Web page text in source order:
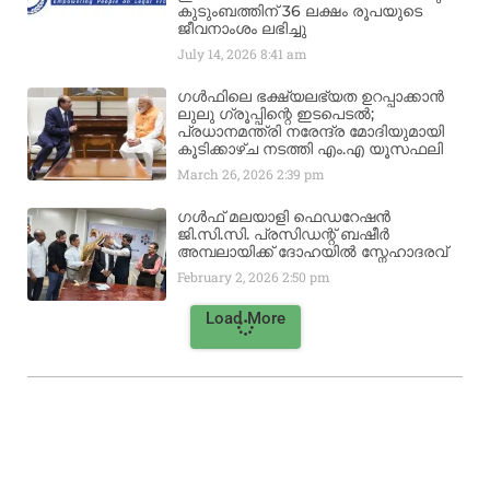
കുടുംബത്തിന് 36 ലക്ഷം രൂപയുടെ
ജീവനാംശം ലഭിച്ചു
July 14, 20268:41 am
ഗൾഫിലെ ഭക്ഷ്യലഭ്യത ഉറപ്പാക്കാൻ
ലുലു ഗ്രൂപ്പിന്റെ ഇടപെടൽ;
പ്രധാനമന്ത്രി നരേന്ദ്ര മോദിയുമായി
കൂടിക്കാഴ്ച നടത്തി എം.എ യൂസഫലി
March 26, 20262:39 pm
ഗൾഫ് മലയാളി ഫെഡറേഷൻ
ജി.സി.സി. പ്രസിഡന്റ് ബഷീർ
അമ്പലായിക്ക് ദോഹയിൽ സ്നേഹാദരവ്
February 2, 20262:50 pm
Load More